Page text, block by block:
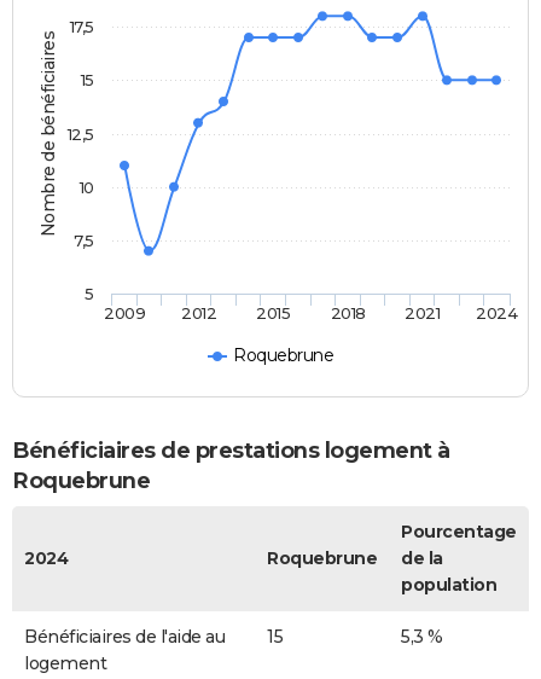
Nombre de bénéficiaires
Roquebrune
2009 2012 2015 2018 2021 2024
5
7,5
10
12,5
15
17,5
Bénéficiaires de prestations logement à
Roquebrune
2024 Roquebrune
Pourcentage
de la
population
Bénéficiaires de l'aide au
logement
15 5,3 %